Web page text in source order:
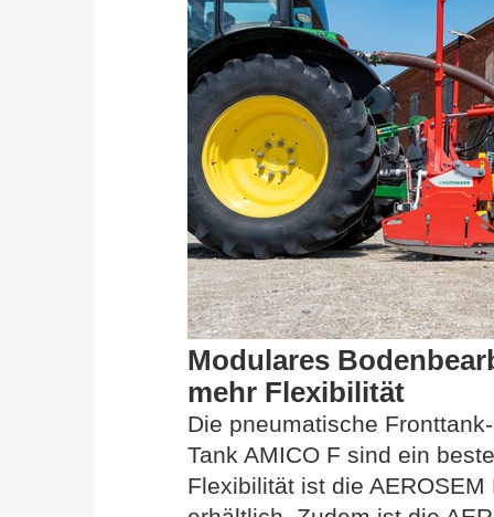
Modulares
mehr Flexibilität
Die pneumatische
Tank AMICO F sind ein
Flexibilität ist die